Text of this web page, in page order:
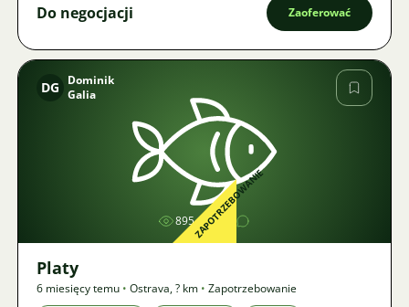
Do negocjacji Zaoferować
Zdjęcie
DG
Dominik
Galia
895 1
ZAPOTRZEBOWANIE
Platy
6 miesięcy temu • Ostrava,? km • Zapotrzebowanie